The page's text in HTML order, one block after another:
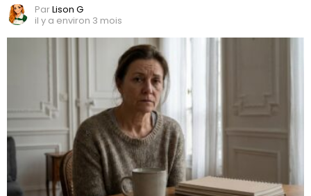
ParLison G
il y a environ 3 mois